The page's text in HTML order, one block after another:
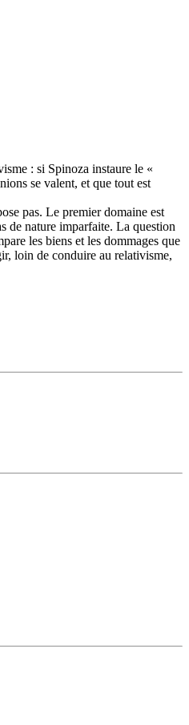
: si Spinoza instaure le «
se valent, et que tout est
pas. Le premier domaine est
de nature imparfaite. La question
les biens et les dommages que
loin de conduire au relativisme,